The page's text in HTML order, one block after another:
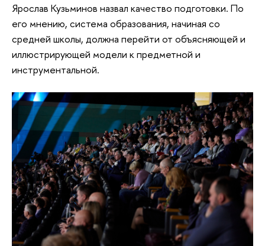
Ярослав Кузьминов назвал качество подготовки. По
его мнению, система образования, начиная со
средней школы, должна перейти от объясняющей и
иллюстрирующей модели к предметной и
инструментальной.